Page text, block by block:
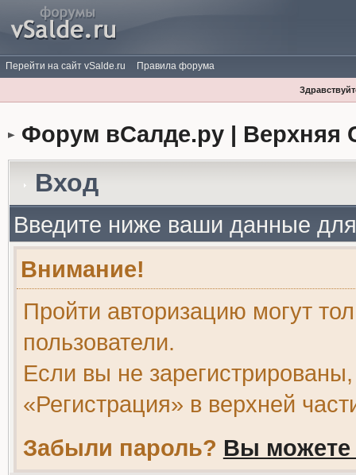
Перейти на сайт vSalde.ru Правила форума
Форум вСалде.ру | Верхняя
Вход
Введите ниже ваши данные
Внимание!
Пройти авторизацию могут
пользователи.
Если вы не
«Регистрация» в верхней
Забыли пароль? Вы можете